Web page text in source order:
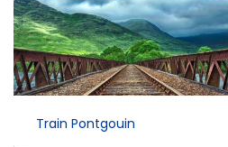
Train Pontgouin